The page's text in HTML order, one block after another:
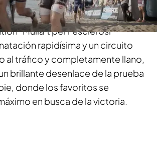
se vio invadido por una multitud
protagonizaron el triatlón
“Mulla’t per l’esclerosi
rapidísima y un circuito
al tráfico y completamente llano,
brillante desenlace de la prueba
donde los favoritos se
en busca de la victoria.